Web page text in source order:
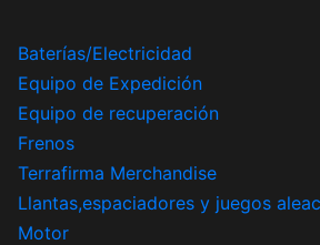
Baterías/Electricidad
Equipo de Expedición
Equipo de recuperación
Frenos
Terrafirma Merchandise
Llantas,espaciadores y juegos
Motor